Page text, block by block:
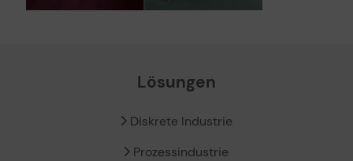
Lösungen
Diskrete Industrie
Prozessindustrie